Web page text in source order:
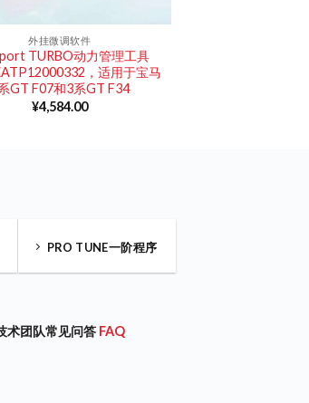
外挂微调软件
TURBO动力管理工具
，适用于宝马
GT F07和3系GT F34
¥4,584.00
PRO TUNE一阶程序
术团队常见问答 FAQ